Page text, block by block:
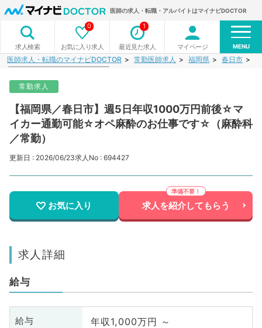
医師の求人・転職・アルバイトはマイナビDOCTOR
求人検索 お気に入り求人
0
最近見た求人
1
マイページ MENU
医師求人・転職のマイナビDOCTOR 常勤医師求人 福岡県 春日市
常勤求人
【福岡県／春日市】週5日年収1000万円前後☆マ
イカー通勤可能☆オペ麻酔のお仕事です☆（麻酔科
／常勤）
更新日 : 2026/06/23求人No : 694427
お気に入り 求人を紹介してもらう
求人詳細
給与
給与 年収1,000万円 ～